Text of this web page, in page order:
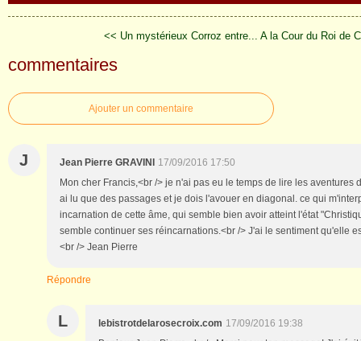
<< Un mystérieux Corroz entre... A la Cour du Roi de
commentaires
Ajouter un commentaire
J Jean Pierre GRAVINI
17/09/2016 17:50
Mon cher Francis,<br /> je n'ai pas eu le temps de lire les aventures
ai lu que des passages et je dois l'avouer en diagonal. ce qui
incarnation de cette âme, qui semble bien avoir atteint l'état
semble continuer ses réincarnations.<br /> J'ai le sentiment qu'elle
<br /> Jean Pierre
Répondre
L lebistrotdelarosecroix.com 17/09/2016 19:38